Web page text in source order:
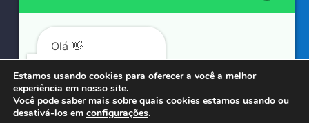
© COPYRIGHT 2023 → SUNIFORMES GOUVEIA → POR: CONEKI - SOLUÇÕES DIGITAIS |
CRIAÇÃO DE SITES
Estamos usando cookies para oferecer a você a melhor
experiência em nosso site.
Você pode saber mais sobre quais cookies estamos usando ou
desativá-los em configurações.
Olá 👋
Podemos ajudá-lo?